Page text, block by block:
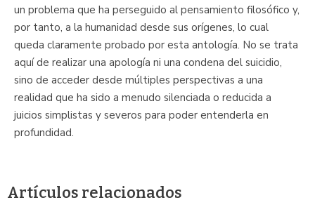
un problema que ha perseguido al pensamiento filosófico y,
por tanto, a la humanidad desde sus orígenes, lo cual
queda claramente probado por esta antología. No se trata
aquí de realizar una apología ni una condena del suicidio,
sino de acceder desde múltiples perspectivas a una
realidad que ha sido a menudo silenciada o reducida a
juicios simplistas y severos para poder entenderla en
profundidad.
Artículos relacionados